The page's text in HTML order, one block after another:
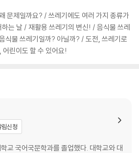
한 다양한 실천 방법들을 실었습니다. 양치
서 쓰고, 냉장고 문을 자주 여닫지 않고, 사용
, 종이컵이나 나무젓가락 같은 일회용품은 가
꼭 먹을 만큼만 덜어서 먹고, 쓰레기는 종류별
하면서 환경에 대한 생각을 나누고 실천해
문제일까요? / 쓰레기에도 여러 가지 종류가
는 날 / 재활용 쓰레기의 변신! / 음식물 쓰레
식물 쓰레기일까? 아닐까? / 도전, 쓰레기로
린이도 할 수 있어요!
신청
교 국어국문학과를 졸업했다. 대학교와 대